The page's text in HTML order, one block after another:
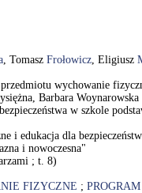
, Tomasz Frołowicz, Eligiusz
wychowanie
Barbara Woynarowska
w szkole
i edukacja dla
i nowoczesna"
; t. 8)
FIZYCZNE ;